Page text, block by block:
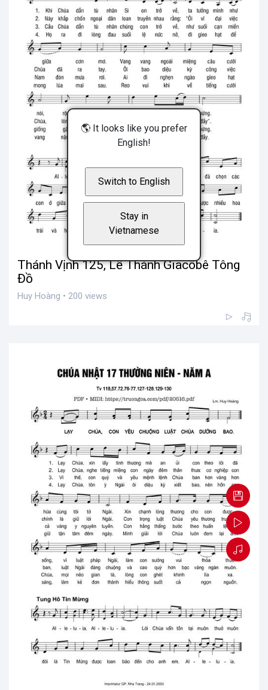
Thánh Vịnh 125, Lễ Thánh Giacôbê Tông
Đồ
Huy Hoàng • 200 views
🌎 It looks like you prefer
English!
Switch to English
Stay in
Vietnamese